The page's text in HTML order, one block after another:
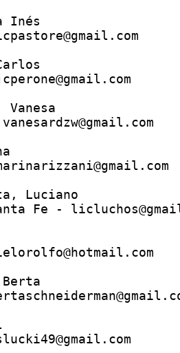
Inés
Luciano
Fe -
Berta